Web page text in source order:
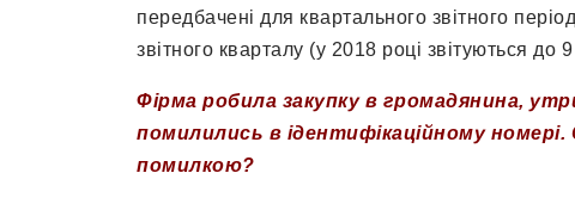
передбачені для квартального звітного
звітного кварталу (у 2018 році звітуються до
Фірма робила закупку в громадянина,
помилились в ідентифікаційному
помилкою?